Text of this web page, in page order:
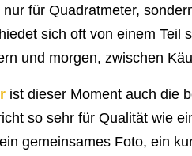
für Quadratmeter,
sich oft von einem Teil
und morgen, zwischen
ist dieser Moment auch die
so sehr für Qualität wie
gemeinsames Foto, ein